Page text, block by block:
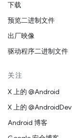
下载
预览二进制文件
出厂映像
驱动程序二进制文件
关注
X 上的 @Android
X 上的 @AndroidDev
Android 博客